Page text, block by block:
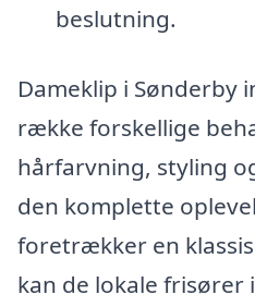
beslutning.
Dameklip i Sønderby
række forskellige
hårfarvning, styling
den komplette
foretrækker en
kan de lokale frisører